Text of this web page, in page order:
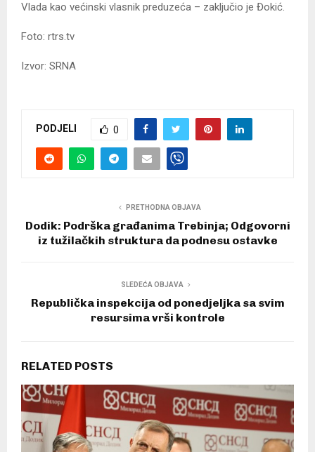
Vlada kao većinski vlasnik preduzeća – zaključio je Đokić.
Foto: rtrs.tv
Izvor: SRNA
PODJELI 0
PRETHODNA OBJAVA
Dodik: Podrška građanima Trebinja; Odgovorni
iz tužilačkih struktura da podnesu ostavke
SLEDEĆA OBJAVA
Republička inspekcija od ponedjeljka sa svim
resursima vrši kontrole
RELATED POSTS